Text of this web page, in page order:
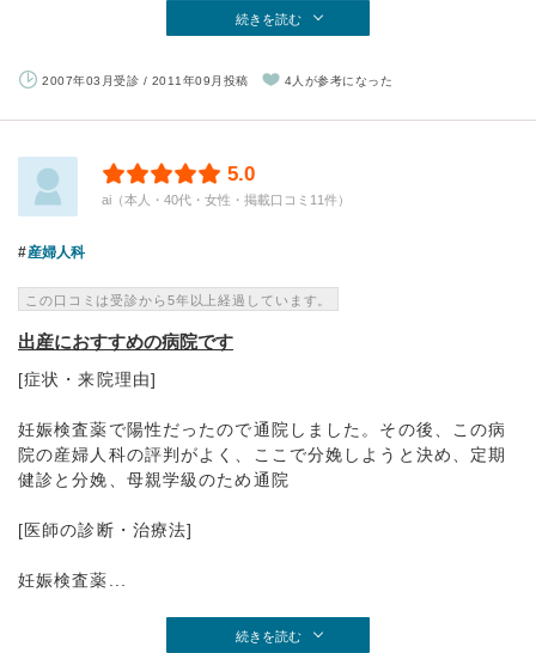
続きを読む
2007年03月受診 / 2011年09月投稿 4人が参考になった
5.0
ai（本人・40代・女性・掲載口コミ11件）
産婦人科
この口コミは受診から5年以上経過しています。
出産におすすめの病院です
[症状・来院理由]
妊娠検査薬で陽性だったので通院しました。その後、この病
院の産婦人科の評判がよく、ここで分娩しようと決め、定期
健診と分娩、母親学級のため通院
[医師の診断・治療法]
妊娠検査薬...
続きを読む